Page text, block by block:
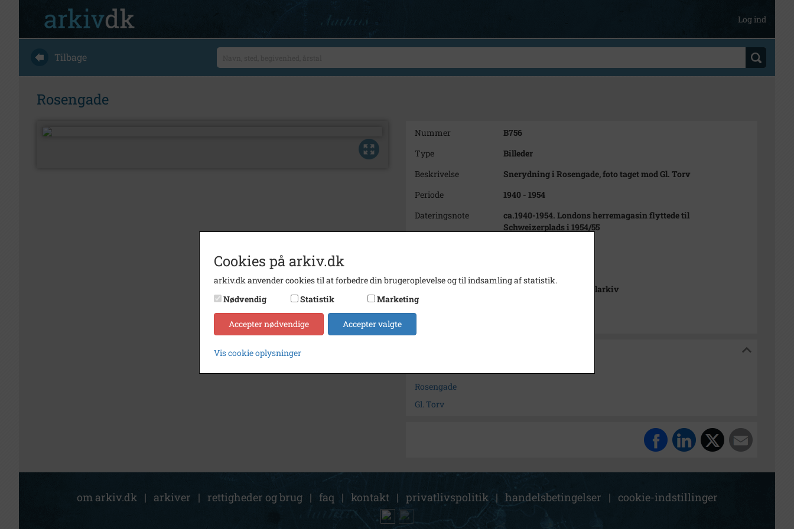
Log ind
Tilbage
Rosengade
Nummer
B756
Type
Billeder
Beskrivelse
Snerydning i Rosengade, foto taget mod Gl. Torv
Periode
1940 - 1954
Dateringsnote
ca.1940-1954. Londons herremagasin flyttede til
Schweizerplads i 1954/55
Arkiv
Slagelse Stads- og Lokalarkiv
Rosengade
Gl. Torv
om arkiv.dk | arkiver | rettigheder og brug | faq | kontakt | privatlivspolitik | handelsbetingelser | cookie-indstillinger
Cookies på arkiv.dk
arkiv.dk anvender cookies til at forbedre din brugeroplevelse og til indsamling af statistik.
Nødvendig
Statistik Marketing
Accepter nødvendige Accepter valgte
Vis cookie oplysninger